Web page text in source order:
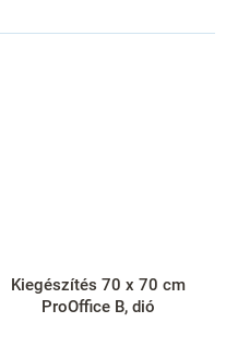
Kiegészítés 70 x 70 cm
ProOffice B, dió